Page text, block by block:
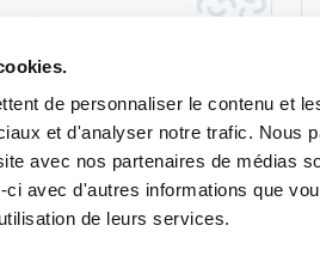
de personnaliser le contenu et
et d'analyser notre trafic. Nous
avec nos partenaires de médias
ci avec d'autres informations que
de leurs services.